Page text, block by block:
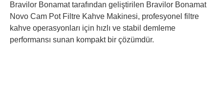
Bravilor Bonamat tarafından geliştirilen Bravilor Bonamat
Novo Cam Pot Filtre Kahve Makinesi, profesyonel filtre
kahve operasyonları için hızlı ve stabil demleme
performansı sunan kompakt bir çözümdür.